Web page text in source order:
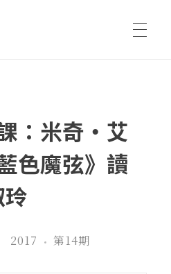
：米奇‧艾
色魔弦》讀
2017 第14期